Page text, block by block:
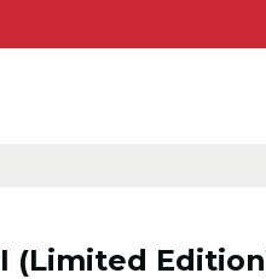
(Limited